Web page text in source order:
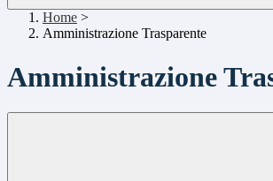
Home >
Amministrazione Trasparente
Amministrazione